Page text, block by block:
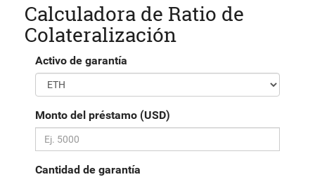
Calculadora de Ratio de
Colateralización
Activo de garantía
Monto del préstamo (USD)
Cantidad de garantía